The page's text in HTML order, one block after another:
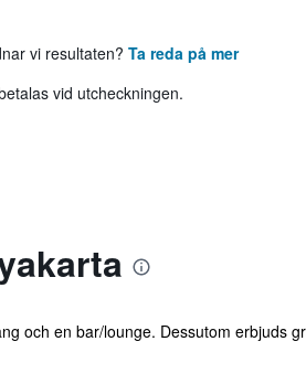
vi resultaten? Ta reda på mer
vid utcheckningen.
och en bar/lounge. Dessutom erbjuds